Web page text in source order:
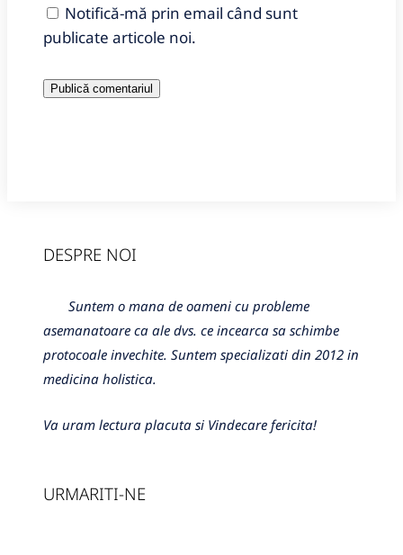
Notifică-mă prin email când sunt
publicate articole noi.
DESPRE NOI
Suntem o mana de oameni cu probleme
asemanatoare ca ale dvs. ce incearca sa schimbe
protocoale invechite. Suntem specializati din 2012 in
medicina holistica.
Va uram lectura placuta si Vindecare fericita!
URMARITI-NE